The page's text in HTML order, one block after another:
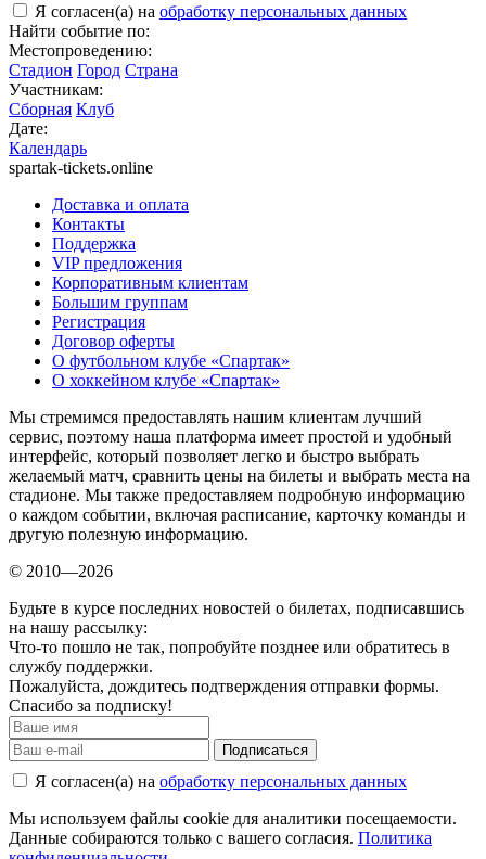
Я согласен(а) на обработку персональных данных
Найти событие по:
Местопроведению:
Стадион Город Страна
Участникам:
Сборная Клуб
Дате:
Календарь
spartak-tickets.online
Доставка и оплата
Контакты
Поддержка
VIP предложения
Корпоративным клиентам
Большим группам
Регистрация
Договор оферты
О футбольном клубе «Спартак»
О хоккейном клубе «Спартак»
Мы стремимся предоставлять нашим клиентам лучший
сервис, поэтому наша платформа имеет простой и удобный
интерфейс, который позволяет легко и быстро выбрать
желаемый матч, сравнить цены на билеты и выбрать места на
стадионе. Мы также предоставляем подробную информацию
о каждом событии, включая расписание, карточку команды и
другую полезную информацию.
© 2010—2026
Будьте в курсе последних новостей о билетах, подписавшись
на нашу рассылку:
Что-то пошло не так, попробуйте позднее или обратитесь в
службу поддержки.
Пожалуйста, дождитесь подтверждения отправки формы.
Спасибо за подписку!
Подписаться
Я согласен(а) на обработку персональных данных
Мы используем файлы cookie для аналитики посещаемости.
Данные собираются только с вашего согласия. Политика